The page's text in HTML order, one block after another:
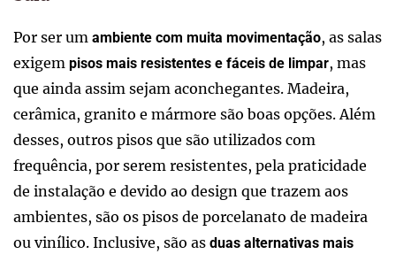
Por ser um ambiente com muita movimentação, as salas
exigem pisos mais resistentes e fáceis de limpar, mas
que ainda assim sejam aconchegantes. Madeira,
cerâmica, granito e mármore são boas opções. Além
desses, outros pisos que são utilizados com
frequência, por serem resistentes, pela praticidade
de instalação e devido ao design que trazem aos
ambientes, são os pisos de porcelanato de madeira
ou vinílico. Inclusive, são as duas alternativas mais